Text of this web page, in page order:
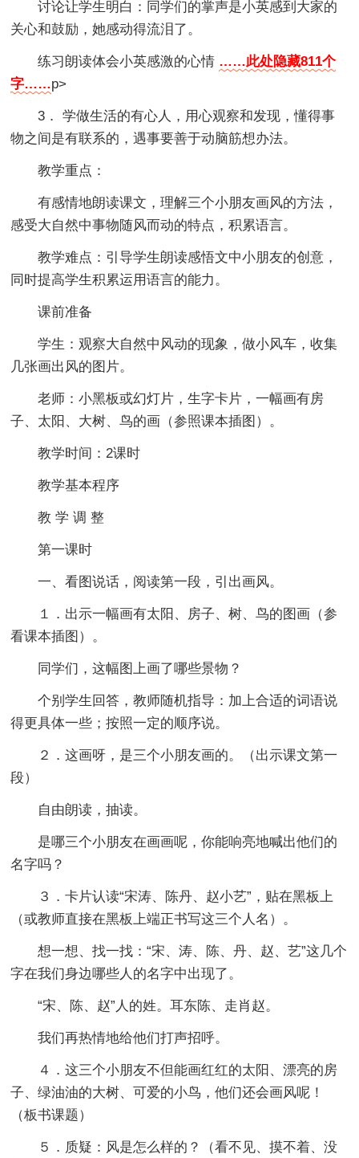
讨论让学生明白：同学们的掌声是小英感到大家的
关心和鼓励，她感动得流泪了。
练习朗读体会小英感激的心情 ……此处隐藏811个
字……p>
3． 学做生活的有心人，用心观察和发现，懂得事
物之间是有联系的，遇事要善于动脑筋想办法。
教学重点：
有感情地朗读课文，理解三个小朋友画风的方法，
感受大自然中事物随风而动的特点，积累语言。
教学难点：引导学生朗读感悟文中小朋友的创意，
同时提高学生积累运用语言的能力。
课前准备
学生：观察大自然中风动的现象，做小风车，收集
几张画出风的图片。
老师：小黑板或幻灯片，生字卡片，一幅画有房
子、太阳、大树、鸟的画（参照课本插图）。
教学时间：2课时
教学基本程序
教 学 调 整
第一课时
一、看图说话，阅读第一段，引出画风。
１．出示一幅画有太阳、房子、树、鸟的图画（参
看课本插图）。
同学们，这幅图上画了哪些景物？
个别学生回答，教师随机指导：加上合适的词语说
得更具体一些；按照一定的顺序说。
２．这画呀，是三个小朋友画的。（出示课文第一
段）
自由朗读，抽读。
是哪三个小朋友在画画呢，你能响亮地喊出他们的
名字吗？
３．卡片认读“宋涛、陈丹、赵小艺”，贴在黑板上
（或教师直接在黑板上端正书写这三个人名）。
想一想、找一找：“宋、涛、陈、丹、赵、艺”这几个
字在我们身边哪些人的名字中出现了。
“宋、陈、赵”人的姓。耳东陈、走肖赵。
我们再热情地给他们打声招呼。
４．这三个小朋友不但能画红红的太阳、漂亮的房
子、绿油油的大树、可爱的小鸟，他们还会画风呢！
（板书课题）
５．质疑：风是怎么样的？（看不见、摸不着、没